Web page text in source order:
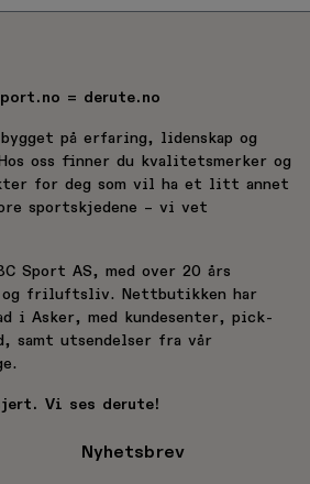
= derute.no
på erfaring, lidenskap og
oss finner du kvalitetsmerker og
for deg som vil ha et litt annet
sportskjedene – vi vet
Sport AS, med over 20 års
og friluftsliv. Nettbutikken har
i Asker, med kundesenter, pick-
samt utsendelser fra vår
Vi ses derute!
Nyhetsbrev